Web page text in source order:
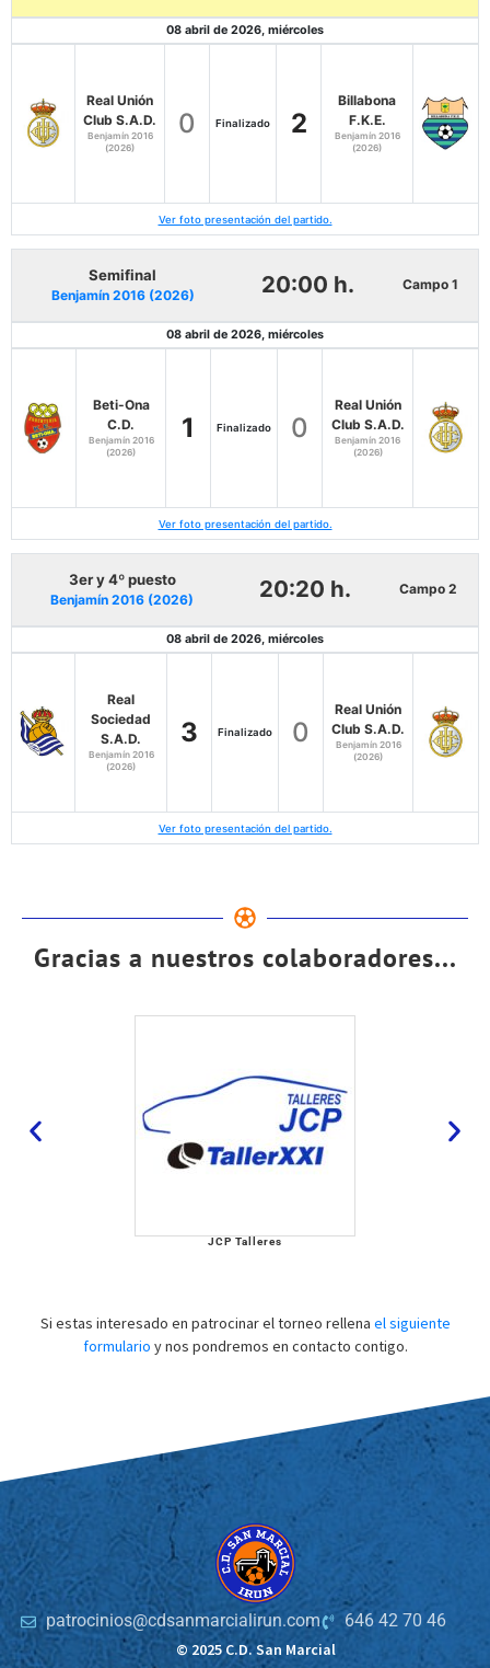
08 abril de 2026, miércoles
Real Unión
Club S.A.D.
Benjamín 2016
(2026)
0 Finalizado 2
Billabona
F.K.E.
Benjamín 2016
(2026)
Ver foto presentación del partido.
Semifinal
Benjamín 2016 (2026) 20:00 h. Campo 1
08 abril de 2026, miércoles
Beti-Ona
C.D.
Benjamín 2016
(2026)
1 Finalizado 0
Real Unión
Club S.A.D.
Benjamín 2016
(2026)
Ver foto presentación del partido.
3er y 4º puesto
Benjamín 2016 (2026) 20:20 h. Campo 2
08 abril de 2026, miércoles
Real
Sociedad
S.A.D.
Benjamín 2016
(2026)
3 Finalizado 0
Real Unión
Club S.A.D.
Benjamín 2016
(2026)
Ver foto presentación del partido.
Gracias a nuestros colaboradores...
JCP Talleres
Si estas interesado en patrocinar el torneo rellena el siguiente
formulario y nos pondremos en contacto contigo.
patrocinios@cdsanmarcialirun.com
646 42 70 46
© 2025 C.D. San Marcial